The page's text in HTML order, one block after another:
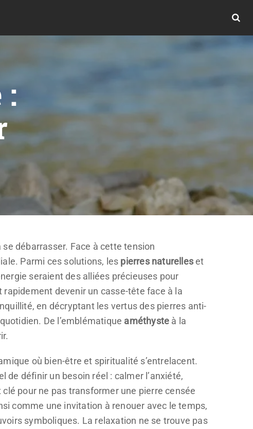
:
débarrasser. Face à cette tension
Parmi ces solutions, les pierres naturelleset
seraient des alliées précieuses pour
devenir un casse-tête face à la
en décryptant les vertus des pierres anti-
De l’emblématique améthyste à la
où bien-être et spiritualité s’entrelacent.
définir un besoin réel : calmer l’anxiété,
pour ne pas transformer une pierre censée
comme une invitation à renouer avec le temps,
symboliques. La relaxation ne se trouve pas